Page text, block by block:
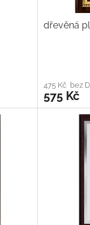
dřevěná
475 Kč bez
575 Kč